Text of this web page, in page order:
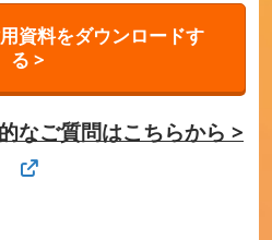
資料をダウンロードす
る >
なご質問はこちらから >